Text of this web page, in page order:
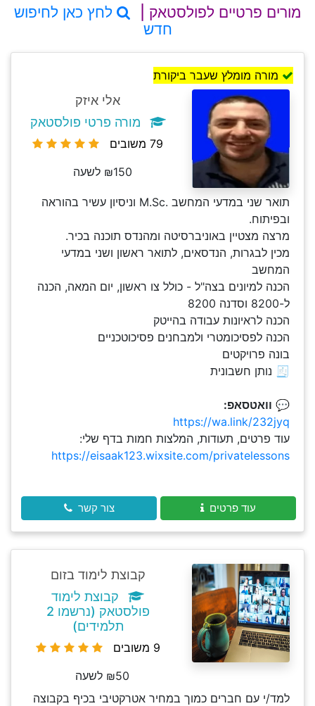
מורים פרטיים לפולסטאק |
לחץ כאן לחיפוש
חדש
מורה מומלץ שעבר ביקורת
אלי איזק
מורה פרטי פולסטאק
79 משובים
₪150 לשעה
תואר שני במדעי המחשב .M.Sc וניסיון עשיר בהוראה
ובפיתוח.
מרצה מצטיין באוניברסיטה ומהנדס תוכנה בכיר.
מכין לבגרות, הנדסאים, לתואר ראשון ושני במדעי
המחשב
הכנה למיונים בצה"ל - כולל צו ראשון, יום המאה, הכנה
ל-8200 וסדנה 8200
הכנה לראיונות עבודה בהייטק
הכנה לפסיכומטרי ולמבחנים פסיכוטכניים
בונה פרויקטים
🧾 נותן חשבונית
💬 וואטסאפ:
https://wa.link/232jyq
עוד פרטים, תעודות, המלצות חמות בדף שלי:
https://eisaak123.wixsite.com/privatelessons
עוד פרטים צור קשר
קבוצת לימוד בזום
קבוצת לימוד
פולסטאק (נרשמו 2
תלמידים)
9 משובים
₪50 לשעה
למד/י עם חברים כמוך במחיר אטרקטיבי בכיף בקבוצה